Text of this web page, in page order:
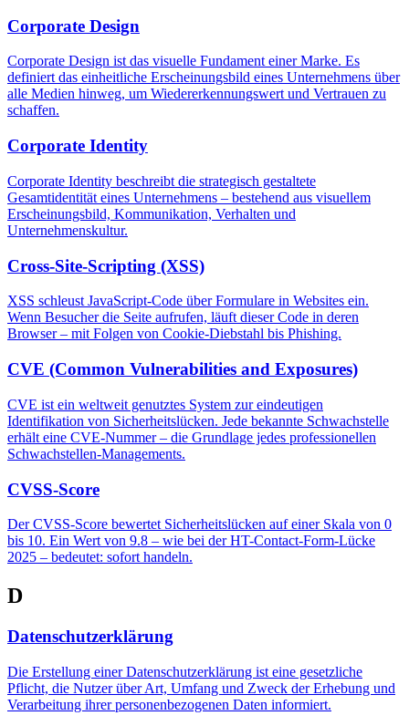
Corporate Design
Corporate Design ist das visuelle Fundament einer Marke. Es
definiert das einheitliche Erscheinungsbild eines Unternehmens über
alle Medien hinweg, um Wiedererkennungswert und Vertrauen zu
schaffen.
Corporate Identity
Corporate Identity beschreibt die strategisch gestaltete
Gesamtidentität eines Unternehmens – bestehend aus visuellem
Erscheinungsbild, Kommunikation, Verhalten und
Unternehmenskultur.
Cross-Site-Scripting (XSS)
XSS schleust JavaScript-Code über Formulare in Websites ein.
Wenn Besucher die Seite aufrufen, läuft dieser Code in deren
Browser – mit Folgen von Cookie-Diebstahl bis Phishing.
CVE (Common Vulnerabilities and Exposures)
CVE ist ein weltweit genutztes System zur eindeutigen
Identifikation von Sicherheitslücken. Jede bekannte Schwachstelle
erhält eine CVE-Nummer – die Grundlage jedes professionellen
Schwachstellen-Managements.
CVSS-Score
Der CVSS-Score bewertet Sicherheitslücken auf einer Skala von 0
bis 10. Ein Wert von 9.8 – wie bei der HT-Contact-Form-Lücke
2025 – bedeutet: sofort handeln.
D
Datenschutzerklärung
Die Erstellung einer Datenschutzerklärung ist eine gesetzliche
Pflicht, die Nutzer über Art, Umfang und Zweck der Erhebung und
Verarbeitung ihrer personenbezogenen Daten informiert.